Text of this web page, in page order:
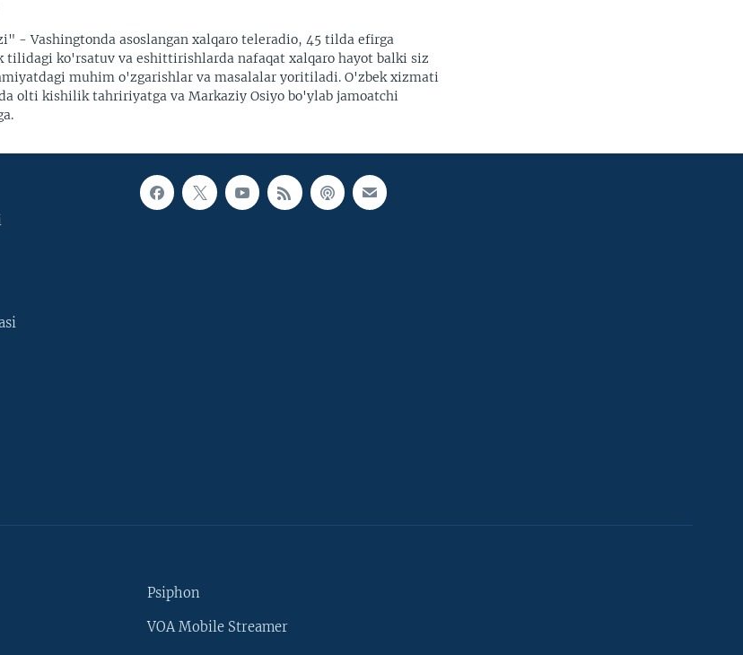
- Vashingtonda asoslangan xalqaro teleradio, 45 tilda efirga
tilidagi ko'rsatuv va eshittirishlarda nafaqat xalqaro hayot balki siz
muhim o'zgarishlar va masalalar yoritiladi. O'zbek xizmati
olti kishilik tahririyatga va Markaziy Osiyo bo'ylab jamoatchi
Psiphon
VOA Mobile Streamer